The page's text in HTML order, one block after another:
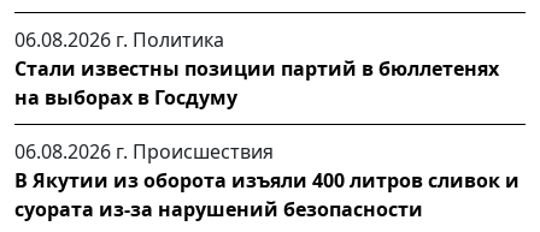
06.08.2026 г. Политика
Стали известны позиции партий в бюллетенях
на выборах в Госдуму
06.08.2026 г. Происшествия
В Якутии из оборота изъяли 400 литров сливок и
суората из-за нарушений безопасности